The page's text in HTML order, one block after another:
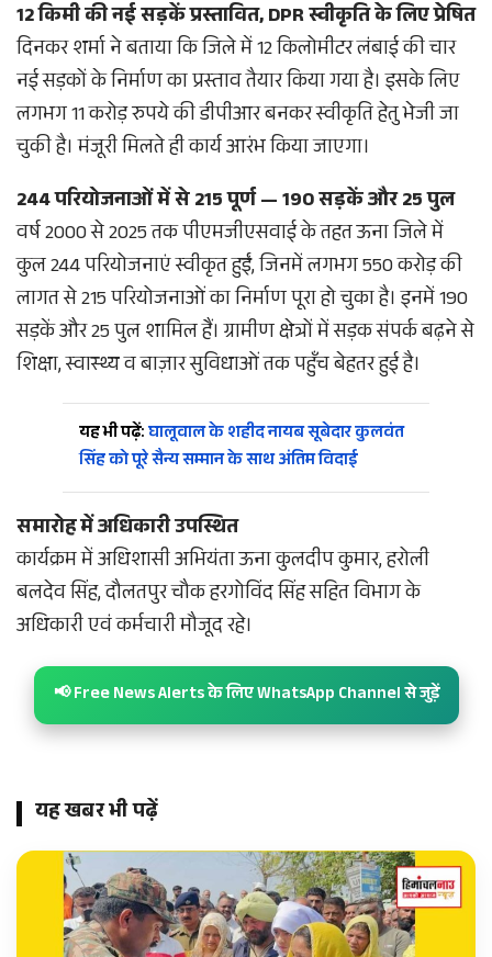
12 किमी की नई सड़कें प्रस्तावित, DPR स्वीकृति के लिए प्रेषित
दिनकर शर्मा ने बताया कि जिले में 12 किलोमीटर लंबाई की चार
नई सड़कों के निर्माण का प्रस्ताव तैयार किया गया है। इसके लिए
लगभग 11 करोड़ रुपये की डीपीआर बनकर स्वीकृति हेतु भेजी जा
चुकी है। मंजूरी मिलते ही कार्य आरंभ किया जाएगा।
244 परियोजनाओं में से 215 पूर्ण — 190 सड़कें और 25 पुल
वर्ष 2000 से 2025 तक पीएमजीएसवाई के तहत ऊना जिले में
कुल 244 परियोजनाएं स्वीकृत हुईं, जिनमें लगभग 550 करोड़ की
लागत से 215 परियोजनाओं का निर्माण पूरा हो चुका है। इनमें 190
सड़कें और 25 पुल शामिल हैं। ग्रामीण क्षेत्रों में सड़क संपर्क बढ़ने से
शिक्षा, स्वास्थ्य व बाज़ार सुविधाओं तक पहुँच बेहतर हुई है।
यह भी पढ़ें:घालूवाल के शहीद नायब सूबेदार कुलवंत
सिंह को पूरे सैन्य सम्मान के साथ अंतिम विदाई
समारोह में अधिकारी उपस्थित
कार्यक्रम में अधिशासी अभियंता ऊना कुलदीप कुमार, हरोली
बलदेव सिंह, दौलतपुर चौक हरगोविंद सिंह सहित विभाग के
अधिकारी एवं कर्मचारी मौजूद रहे।
📢 Free News Alerts के लिए WhatsApp Channel से जुड़ें
यह खबर भी पढ़ें